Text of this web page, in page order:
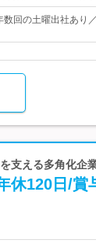
回の土曜出社あり
支える多角化企
120日/賞